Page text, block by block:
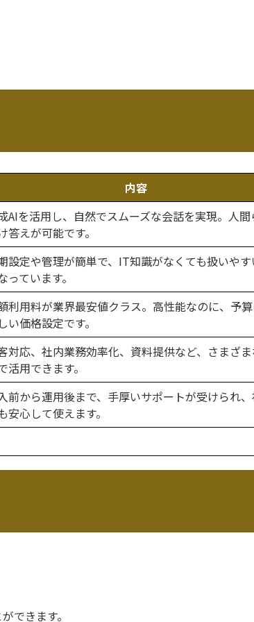
内容
AIを活用し、自然でスムーズな会話を実現。人間
答えが可能です。
設定や管理が簡単で、IT知識がなくても扱いや
っています。
利用料が業界最安値クラス。高性能なのに、予
い価格設定です。
対応、社内業務効率化、資料提供など、さまざ
活用できます。
前から運用後まで、手厚いサポートが受けられ
安心して使えます。
できます。